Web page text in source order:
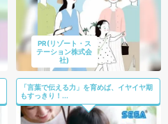
PR(リゾート・ス
テーション株式会
社)
「言葉で伝える力」を育めば、イヤイヤ期
もすっきり！...